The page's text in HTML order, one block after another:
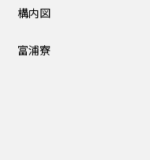
構内図
富浦寮